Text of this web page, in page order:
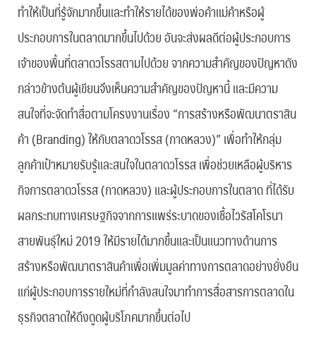
ทำให้เป็นที่รู้จักมากขึ้นและทำให้รายได้ของพ่อค้าแม่ค้าหรือผู้
ประกอบการในตลาดมากขึ้นไปด้วย อันจะส่งผลดีต่อผู้ประกอบการ
เจ้าของพื้นที่ตลาดวโรรสตามไปด้วย จากความสำคัญของปัญหาดัง
กล่าวข้างต้นผู้เขียนจึงเห็นความสำคัญของปัญหานี้ และมีความ
สนใจที่จะจัดทำสื่อตามโครงงานเรื่อง “การสร้างหรือพัฒนาตราสิน
ค้า (ฺBranding) ให้กับตลาดวโรรส (กาดหลวง)” เพื่อทำให้กลุ่ม
ลูกค้าเป้าหมายรับรู้และสนใจในตลาดวโรรส เพื่อช่วยเหลือผู้บริหาร
กิจการตลาดวโรรส (กาดหลวง) และผู้ประกอบการในตลาด ที่ได้รับ
ผลกระทบทางเศรษฐกิจจากการแพร่ระบาดของเชื้อไวรัสโคโรนา
สายพันธุ์ใหม่ 2019 ให้มีรายได้มากขึ้นและเป็นแนวทางด้านการ
สร้างหรือพัฒนาตราสินค้าเพื่อเพิ่มมูลค่าทางการตลาดอย่างยั่งยืน
แก่ผู้ประกอบการรายใหม่ที่กำลังสนใจมาทำการสื่อสารการตลาดใน
ธุรกิจตลาดให้ดึงดูดผู้บริโภคมากขึ้นต่อไป